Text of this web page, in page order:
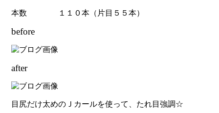
本数 １１０本（片目５５本）
before
after
目尻だけ太めのＪカールを使って、たれ目強調☆